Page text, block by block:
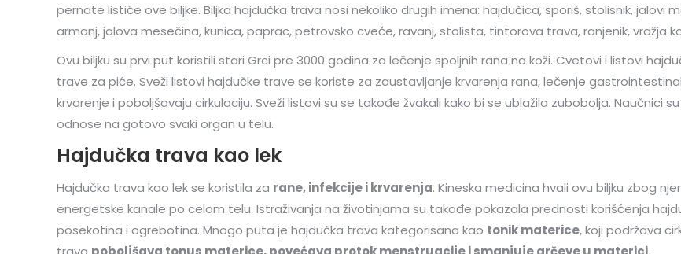
pernate listiće ove biljke. Biljka hajdučka trava nosi nekoliko drugih imena: hajdučica, sporiš, stolisnik, jalovi
armanj, jalova mesečina, kunica, paprac, petrovsko cveće, ravanj, stolista, tintorova trava, ranjenik, vražja
Ovu biljku su prvi put koristili stari Grci pre 3000 godina za lečenje spoljnih rana na koži. Cvetovi i listovi
trave za piće. Sveži listovi hajdučke trave se koriste za zaustavljanje krvarenja rana, lečenje
krvarenje i poboljšavaju cirkulaciju. Sveži listovi su se takođe žvakali kako bi se ublažila zubobolja. Naučnici
odnose na gotovo svaki organ u telu.
Hajdučka trava kao lek
Hajdučka trava kao lek se koristila za rane, infekcije i krvarenja. Kineska medicina hvali ovu biljku zbog
energetske kanale po celom telu. Istraživanja na životinjama su takođe pokazala prednosti korišćenja
posekotina i ogrebotina. Mnogo puta je hajdučka trava kategorisana kao tonik materice, koji podržava